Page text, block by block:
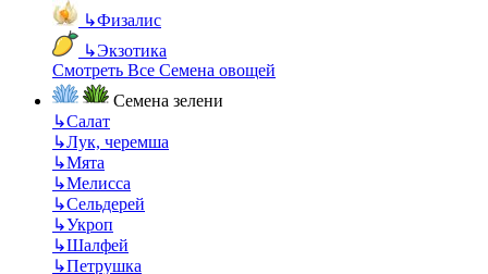
↳Физалис
↳Экзотика
Смотреть Все Семена овощей
Семена зелени
↳Салат
↳Лук, черемша
↳Мята
↳Мелисса
↳Сельдерей
↳Укроп
↳Шалфей
↳Петрушка